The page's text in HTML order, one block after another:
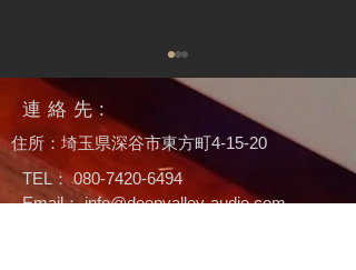
連絡先:
​住所：埼玉県深谷市東方町4-15-20
TEL：080-7420-6494
Email：info@deepvalley-audio.com